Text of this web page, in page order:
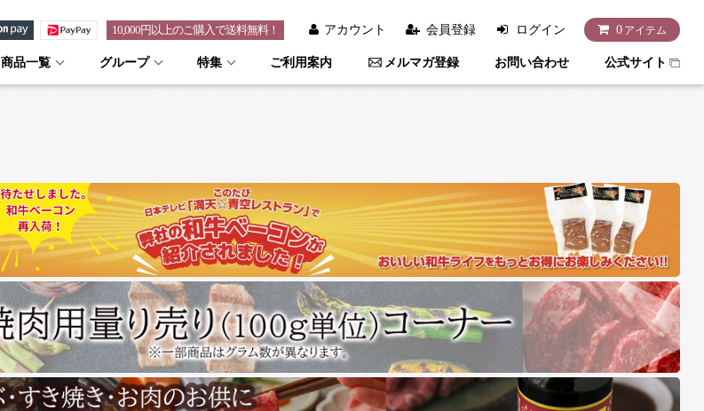
10,000円以上のご購入で送料無料！ アカウント 会員登録 ログイン 0 アイテム
商品一覧 グループ 特集 ご利用案内 メルマガ登録 お問い合わせ 公式サイト